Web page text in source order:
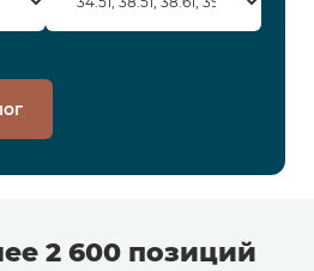
2 600 позиций